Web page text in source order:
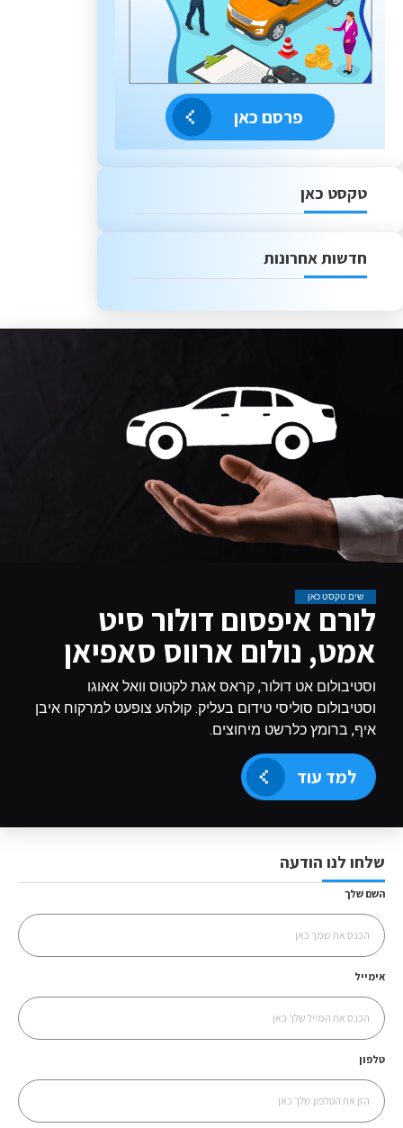
פרסם כאן
טקסט כאן
חדשות אחרונות
שים טקסט כאן
לורם איפסום דולור סיט
אמט, נולום ארווס סאפיאן
וסטיבולום אט דולור, קראס אגת לקטוס וואל אאוגו
וסטיבולום סוליסי טידום בעליק. קולהע צופעט למרקוח איבן
איף, ברומץ כלרשט מיחוצים.
למד עוד
שלחו לנו הודעה
השם שלך
אימייל
טלפון